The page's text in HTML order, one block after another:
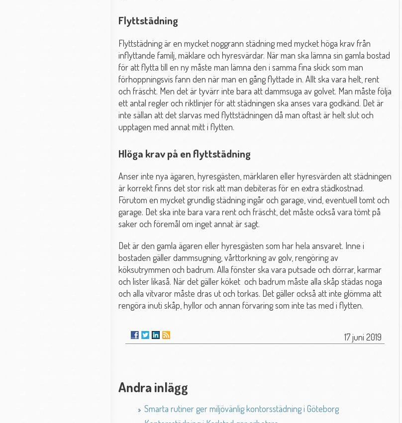
Flyttstädning
Flyttstädning är en mycket noggrann städning med mycket höga krav från
inflyttande familj, mäklare och hyresvärdar. När man ska lämna sin gamla bostad
för att flytta till en ny måste man lämna den i samma fina skick som man
förhoppningsvis fann den när man en gång flyttade in. Allt ska vara helt, rent
och fräscht. Men det är tyvärr inte bara att dammsuga av golvet. Man måste följa
ett antal regler och riktlinjer för att städningen ska anses vara godkänd. Det är
inte sällan att det slarvas med flyttstädningen då man oftast är helt slut och
upptagen med annat mitt i flytten.
Hlöga krav på en flyttstädning
Anser inte nya ägaren, hyresgästen, märklaren eller hyresvärden att städningen
är korrekt finns det stor risk att man debiteras för en extra städkostnad.
Förutom en mycket grundlig städning ingår och garage, vind, eventuell tomt och
garage. Det ska inte bara vara rent och fräscht, det måste också vara tömt på
saker och föremål om inget annat är sagt.
Det är den gamla ägaren eller hyresgästen som har hela ansvaret. Inne i
bostaden gäller dammsugning, vårttorkning av golv, rengöring av
köksutrymmen och badrum. Alla fönster ska vara putsade och dörrar, karmar
och lister likaså. När det gäller köket och badrum måste alla skåp städas noga
och alla vitvaror måste dras ut och torkas. Det gäller också att inte glömma att
rengöra inuti skåp, hyllor och annan förvaring som inte tas med i flytten.
17 juni 2019
Andra inlägg
Smarta rutiner ger miljövänlig kontorsstädning i Göteborg